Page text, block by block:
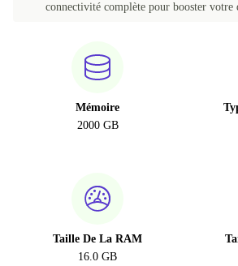
connectivité complète pour booster votre
Mémoire
2000 GB
Taille De La RAM
16.0 GB